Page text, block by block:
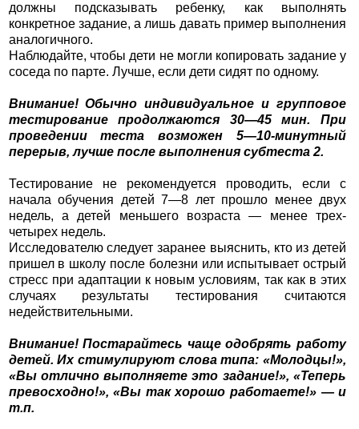
должны подсказывать ребенку, как выполнять
конкретное задание, а лишь давать пример выполнения
аналогичного.
Наблюдайте, чтобы дети не могли копировать задание у
соседа по парте. Лучше, если дети сидят по одному.
Внимание! Обычно индивидуальное и групповое
тестирование продолжаются 30—45 мин. При
проведении теста возможен 5—10-минутный
перерыв, лучше после выполнения субтеста 2.
Тестирование не рекомендуется проводить, если с
начала обучения детей 7—8 лет прошло менее двух
недель, а детей меньшего возраста — менее трех-
четырех недель.
Исследователю следует заранее выяснить, кто из детей
пришел в школу после болезни или испытывает острый
стресс при адаптации к новым условиям, так как в этих
случаях результаты тестирования считаются
недействительными.
Внимание! Постарайтесь чаще одобрять работу
детей. Их стимулируют слова типа: «Молодцы!»,
«Вы отлично выполняете это задание!», «Теперь
превосходно!», «Вы так хорошо работаете!» — и
т.п.